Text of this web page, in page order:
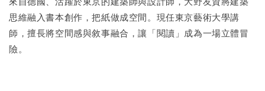
思維融入書本創作，把紙做成空間。現任東京藝術大學講
師，擅長將空間感與敘事融合，讓「閱讀」成為一場立體冒
險。